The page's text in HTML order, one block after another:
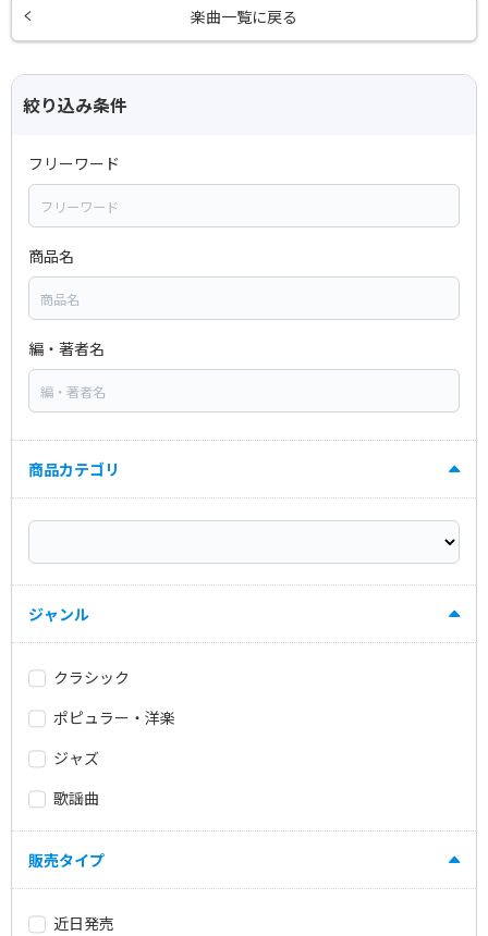
楽曲一覧に戻る
絞り込み条件
フリーワード
商品名
編・著者名
商品カテゴリ
ジャンル
クラシック
ポピュラー・洋楽
ジャズ
歌謡曲
販売タイプ
近日発売